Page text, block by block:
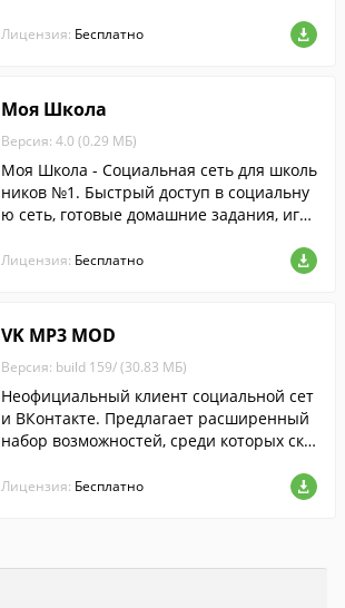
ы.
Лицензия: Бесплатно
Моя Школа
Версия: 4.0 (0.29 МБ)
Моя Школа - Социальная сеть для школь
ников №1. Быстрый доступ в социальну
ю сеть, готовые домашние задания, игр
елей.
Лицензия: Бесплатно
VK MP3 MOD
Версия: build 159/ (30.83 МБ)
Неофициальный клиент социальной сет
и ВКонтакте. Предлагает расширенный
набор возможностей, среди которых ска
кастомизации.
Лицензия: Бесплатно